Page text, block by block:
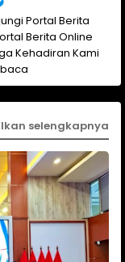
Portal Berita
Berita Online
Kehadiran Kami
selengkapnya